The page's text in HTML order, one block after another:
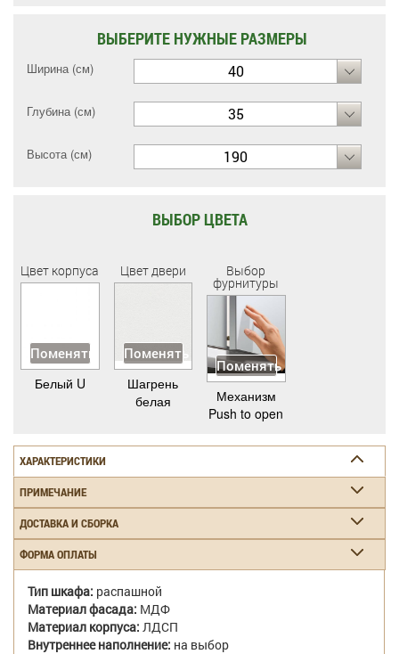
ВЫБЕРИТЕ НУЖНЫЕ РАЗМЕРЫ
Ширина (см) 40
Глубина (см) 35
Высота (см) 190
ВЫБОР ЦВЕТА
Цвет корпуса
Поменять
Белый U
Цвет двери
Поменять
Шагрень
белая
Выбор
фурнитуры
Поменять
Механизм
Push to open
ХАРАКТЕРИСТИКИ
ПРИМЕЧАНИЕ
ДОСТАВКА И СБОРКА
ФОРМА ОПЛАТЫ
Тип шкафа: распашной
Материал фасада: МДФ
Материал корпуса: ЛДСП
Внутреннее наполнение: на выбор